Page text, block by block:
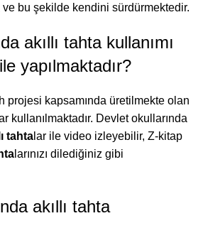
bu şekilde kendini sürdürmektedir.
akıllı tahta kullanımı
yapılmaktadır?
projesi kapsamında üretilmekte olan
kullanılmaktadır. Devlet okullarında
tahta lar ile video izleyebilir, Z-kitap
larınızı dilediğiniz gibi